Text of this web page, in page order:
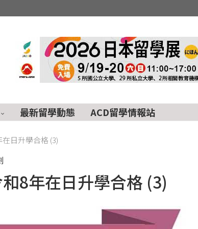
最新留學動態 ACD留學情報站
日升學合格 (3)
8年在日升學合格 (3)